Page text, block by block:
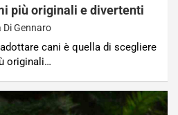
più originali e divertenti
Di Gennaro
cani è quella di scegliere
originali…